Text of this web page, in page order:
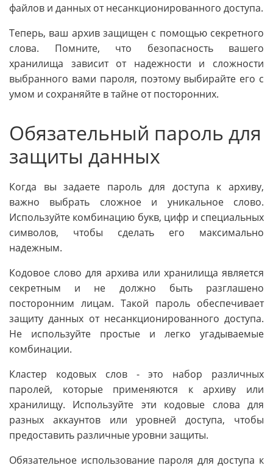
файлов и данных от несанкционированного доступа.
Теперь, ваш архив защищен с помощью секретного
слова. Помните, что безопасность вашего
хранилища зависит от надежности и сложности
выбранного вами пароля, поэтому выбирайте его с
умом и сохраняйте в тайне от посторонних.
Обязательный пароль для
защиты данных
Когда вы задаете пароль для доступа к архиву,
важно выбрать сложное и уникальное слово.
Используйте комбинацию букв, цифр и специальных
символов, чтобы сделать его максимально
надежным.
Кодовое слово для архива или хранилища является
секретным и не должно быть разглашено
посторонним лицам. Такой пароль обеспечивает
защиту данных от несанкционированного доступа.
Не используйте простые и легко угадываемые
комбинации.
Кластер кодовых слов - это набор различных
паролей, которые применяются к архиву или
хранилищу. Используйте эти кодовые слова для
разных аккаунтов или уровней доступа, чтобы
предоставить различные уровни защиты.
Обязательное использование пароля для доступа к